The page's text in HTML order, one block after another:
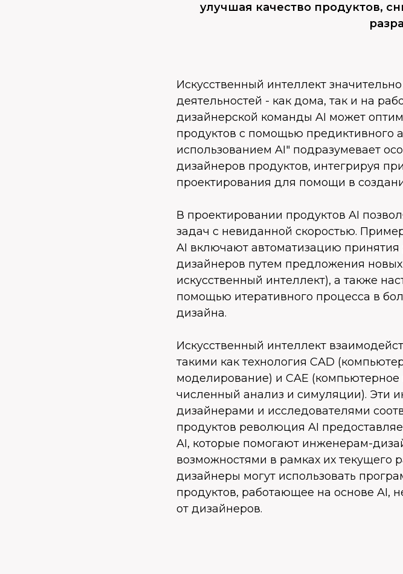
улучшая качество продуктов,
Искусственный интеллект
деятельностей - как дома, так и на
дизайнерской команды AI может
продуктов с помощью предиктивного
использованием AI" подразумевает
дизайнеров продуктов, интегрируя
проектирования для помощи в
В проектировании продуктов AI
задач с невиданной скоростью.
AI включают автоматизацию
дизайнеров путем предложения
искусственный интеллект), а также
помощью итеративного процесса в
дизайна.
Искусственный интеллект
такими как технология CAD
моделирование) и CAE
численный анализ и симуляции). Эти
дизайнерами и исследователями
продуктов революция AI
AI, которые помогают инженерам-
возможностями в рамках их текущего
дизайнеры могут использовать
продуктов, работающее на основе AI,
от дизайнеров.